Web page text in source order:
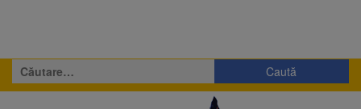
Caută
după: